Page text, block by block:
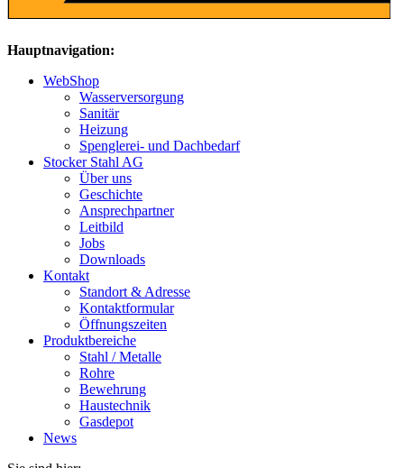
Hauptnavigation:
WebShop
Wasserversorgung
Sanitär
Heizung
Spenglerei- und Dachbedarf
Stocker Stahl AG
Über uns
Geschichte
Ansprechpartner
Leitbild
Jobs
Downloads
Kontakt
Standort & Adresse
Kontaktformular
Öffnungszeiten
Produktbereiche
Stahl / Metalle
Rohre
Bewehrung
Haustechnik
Gasdepot
News